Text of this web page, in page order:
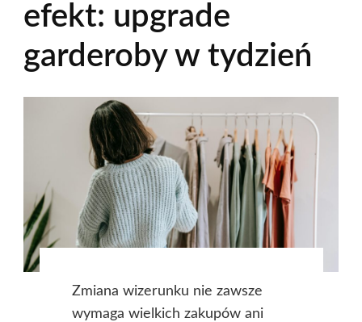
efekt: upgrade
garderoby w tydzień
Zmiana wizerunku nie zawsze
wymaga wielkich zakupów ani